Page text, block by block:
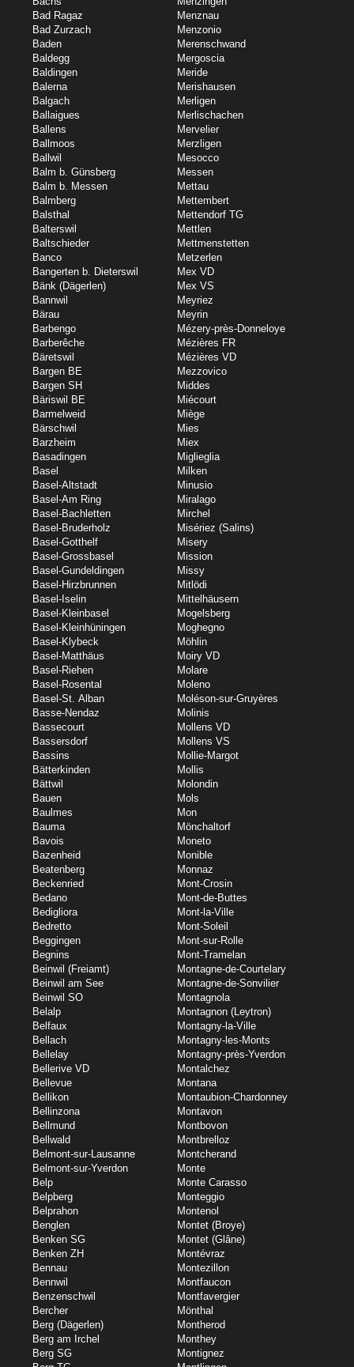
Bad Ragaz
Bad Zurzach
Baden
Baldegg
Baldingen
Balerna
Balgach
Ballaigues
Ballens
Ballmoos
Ballwil
Balm b. Günsberg
Balm b. Messen
Balmberg
Balsthal
Balterswil
Baltschieder
Banco
Bangerten b. Dieterswil
Bänk (Dägerlen)
Bannwil
Bärau
Barbengo
Barberêche
Bäretswil
Bargen BE
Bargen SH
Bäriswil BE
Barmelweid
Bärschwil
Barzheim
Basadingen
Basel
Basel-Altstadt
Basel-Am Ring
Basel-Bachletten
Basel-Bruderholz
Basel-Gotthelf
Basel-Grossbasel
Basel-Gundeldingen
Basel-Hirzbrunnen
Basel-Iselin
Basel-Kleinbasel
Basel-Kleinhüningen
Basel-Klybeck
Basel-Matthäus
Basel-Riehen
Basel-Rosental
Basel-St. Alban
Basse-Nendaz
Bassecourt
Bassersdorf
Bassins
Bätterkinden
Bättwil
Bauen
Baulmes
Bauma
Bavois
Bazenheid
Beatenberg
Beckenried
Bedano
Bedigliora
Bedretto
Beggingen
Begnins
Beinwil (Freiamt)
Beinwil am See
Beinwil SO
Belalp
Belfaux
Bellach
Bellelay
Bellerive VD
Bellevue
Bellikon
Bellinzona
Bellmund
Bellwald
Belmont-sur-Lausanne
Belmont-sur-Yverdon
Belp
Belpberg
Belprahon
Benglen
Benken SG
Benken ZH
Bennau
Bennwil
Benzenschwil
Bercher
Berg (Dägerlen)
Berg am Irchel
Berg SG
Menznau
Menzonio
Merenschwand
Mergoscia
Meride
Merishausen
Merligen
Merlischachen
Mervelier
Merzligen
Mesocco
Messen
Mettau
Mettembert
Mettendorf TG
Mettlen
Mettmenstetten
Metzerlen
Mex VD
Mex VS
Meyriez
Meyrin
Mézery-près-Donneloye
Mézières FR
Mézières VD
Mezzovico
Middes
Miécourt
Miège
Mies
Miex
Miglieglia
Milken
Minusio
Miralago
Mirchel
Misériez (Salins)
Misery
Mission
Missy
Mitlödi
Mittelhäusern
Mogelsberg
Moghegno
Möhlin
Moiry VD
Molare
Moleno
Moléson-sur-Gruyères
Molinis
Mollens VD
Mollens VS
Mollie-Margot
Mollis
Molondin
Mols
Mon
Mönchaltorf
Moneto
Monible
Monnaz
Mont-Crosin
Mont-de-Buttes
Mont-la-Ville
Mont-Soleil
Mont-sur-Rolle
Mont-Tramelan
Montagne-de-Courtelary
Montagne-de-Sonvilier
Montagnola
Montagnon (Leytron)
Montagny-la-Ville
Montagny-les-Monts
Montagny-près-Yverdon
Montalchez
Montana
Montaubion-Chardonney
Montavon
Montbovon
Montbrelloz
Montcherand
Monte
Monte Carasso
Monteggio
Montenol
Montet (Broye)
Montet (Glâne)
Montévraz
Montezillon
Montfaucon
Montfavergier
Mönthal
Montherod
Monthey
Montignez